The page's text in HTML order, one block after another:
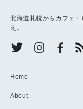
北海道札幌からカフェ
え。
Home
About